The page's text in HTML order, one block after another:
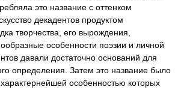
это название с оттенком
декадентов продуктом
творчества, его вырождения,
особенности поэзии и личной
давали достаточно оснований для
определения. Затем это название было
особенностью которых